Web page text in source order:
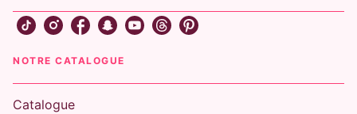
NOTRE CATALOGUE
Catalogue